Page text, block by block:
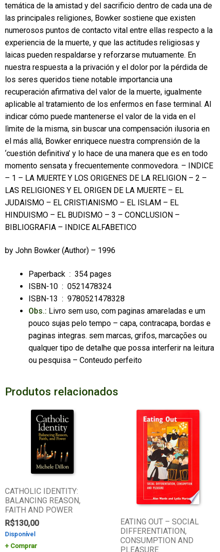
temática de la amistad y del sacrificio dentro de cada una de
las principales religiones, Bowker sostiene que existen
numerosos puntos de contacto vital entre ellas respecto a la
experiencia de la muerte, y que las actitudes religiosas y
laicas pueden respaldarse y reforzarse mutuamente. En
nuestra respuesta a la privación y el dolor por la pérdida de
los seres queridos tiene notable importancia una
recuperación afirmativa del valor de la muerte, igualmente
aplicable al tratamiento de los enfermos en fase terminal. Al
indicar cómo puede mantenerse el valor de la vida en el
lìmite de la misma, sin buscar una compensación ilusoria en
el más allá, Bowker enriquece nuestra comprensión de la
‘cuestión definitiva’ y lo hace de una manera que es en todo
momento sensata y frecuentemente conmovedora. – INDICE
– 1 – LA MUERTE Y LOS ORIGENES DE LA RELIGION – 2 –
LAS RELIGIONES Y EL ORIGEN DE LA MUERTE – EL
JUDAISMO – EL CRISTIANISMO – EL ISLAM – EL
HINDUISMO – EL BUDISMO – 3 – CONCLUSION –
BIBLIOGRAFIA – INDICE ALFABETICO
by John Bowker (Author) – 1996
Paperback ‏ : ‎ 354 pages
ISBN-10 ‏ : ‎ 0521478324
ISBN-13 ‏ : ‎ 9780521478328
Obs.: Livro sem uso, com paginas amareladas e um
pouco sujas pelo tempo – capa, contracapa, bordas e
paginas integras. sem marcas, grifos, marcações ou
qualquer tipo de detalhe que possa interferir na leitura
ou pesquisa – Conteudo perfeito
Produtos relacionados
CATHOLIC IDENTITY:
BALANCING REASON,
FAITH AND POWER
R$130,00
Disponível
Comprar
EATING OUT – SOCIAL
DIFFERENTIATION,
CONSUMPTION AND
PLEASURE